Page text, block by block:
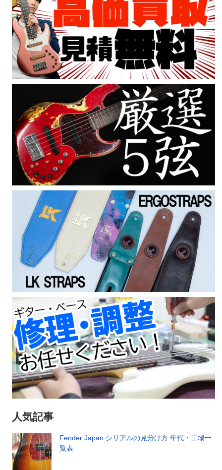
人気記事
Fender Japan シリアルの見分け方 年代・工場一
覧表